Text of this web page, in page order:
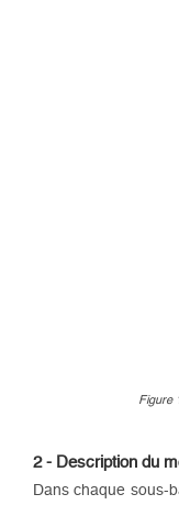
Figure
2 - Description du
Dans chaque sous-